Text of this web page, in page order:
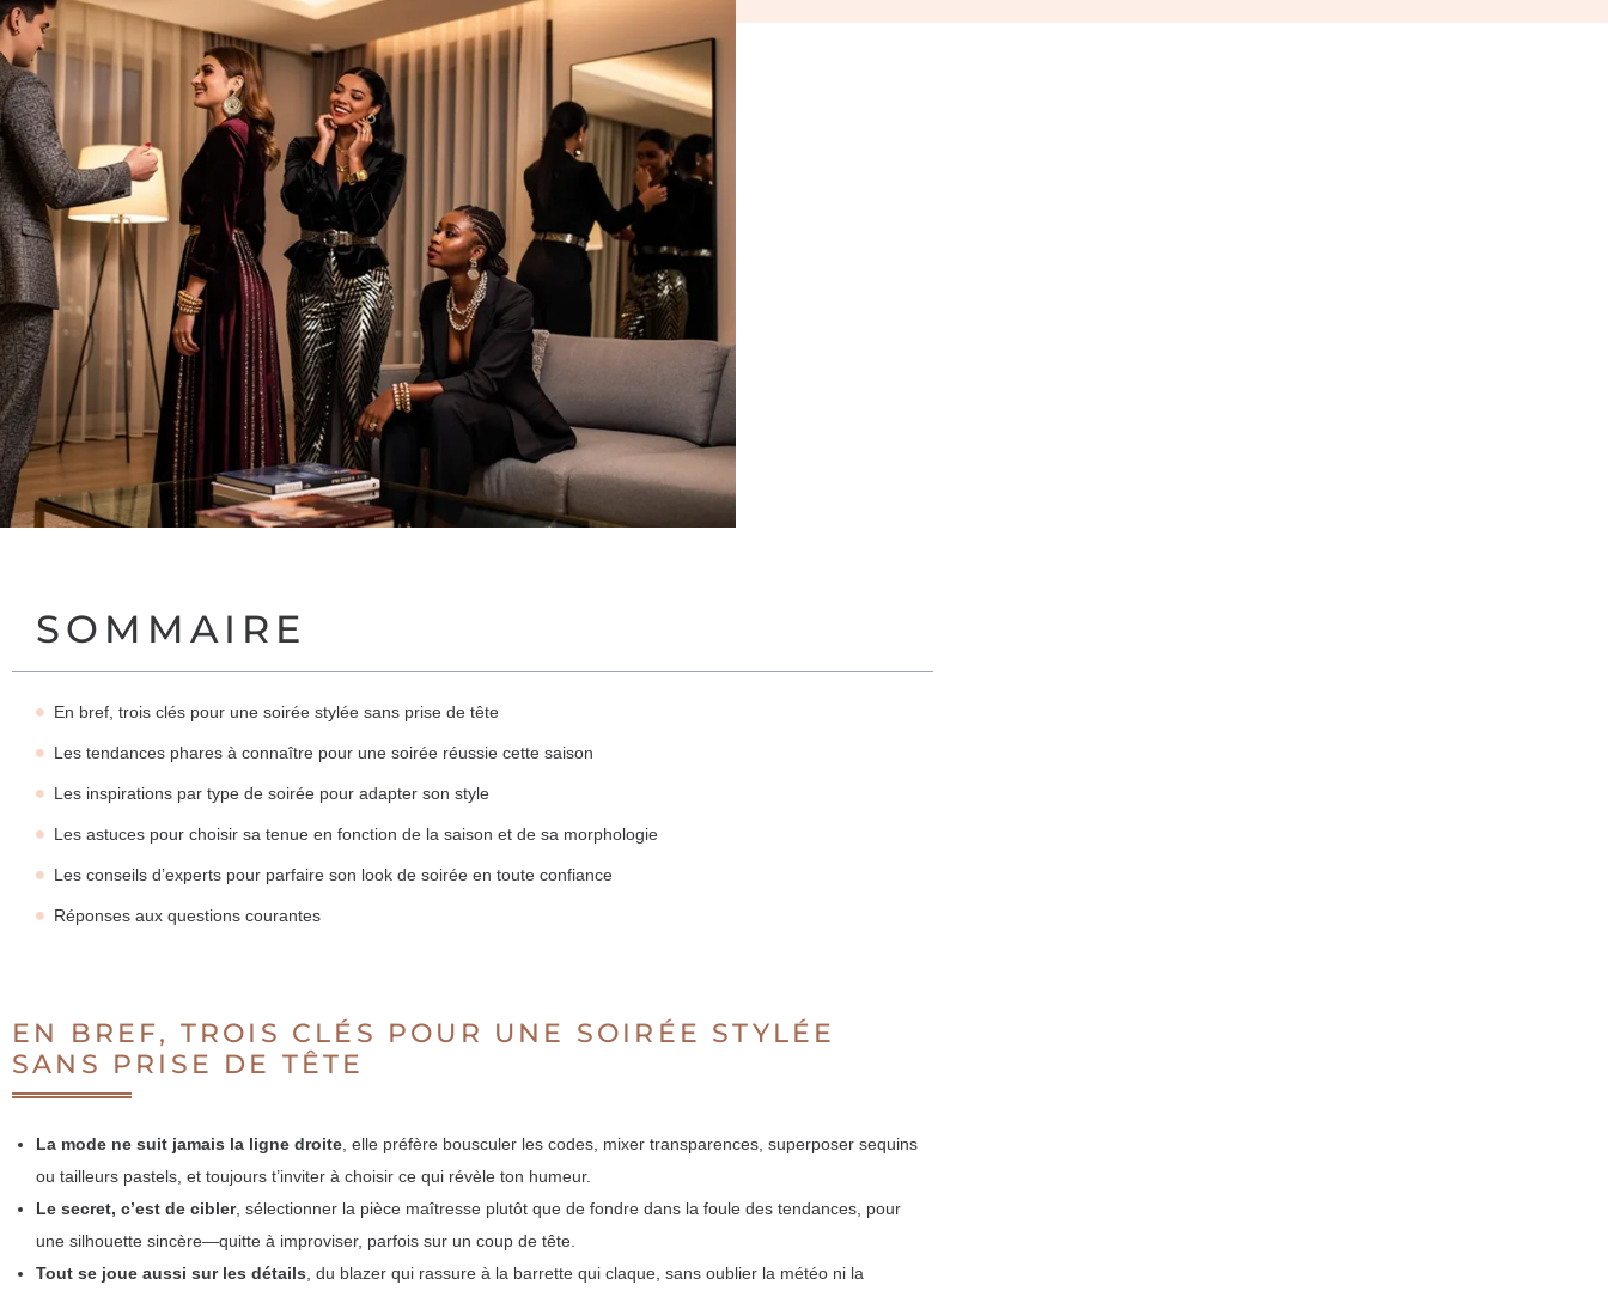
SOMMAIRE
En bref, trois clés pour une soirée stylée sans prise de tête
Les tendances phares à connaître pour une soirée réussie cette saison
Les inspirations par type de soirée pour adapter son style
Les astuces pour choisir sa tenue en fonction de la saison et de sa morphologie
Les conseils d’experts pour parfaire son look de soirée en toute confiance
Réponses aux questions courantes
EN BREF, TROIS CLÉS POUR UNE SOIRÉE STYLÉE
SANS PRISE DE TÊTE
La mode ne suit jamais la ligne droite , elle préfère bousculer les codes, mixer transparences, superposer sequins
ou tailleurs pastels, et toujours t’inviter à choisir ce qui révèle ton humeur.
Le secret, c’est de cibler, sélectionner la pièce maîtresse plutôt que de fondre dans la foule des tendances, pour
une silhouette sincère—quitte à improviser, parfois sur un coup de tête.
Tout se joue aussi sur les détails , du blazer qui rassure à la barrette qui claque, sans oublier la météo ni la